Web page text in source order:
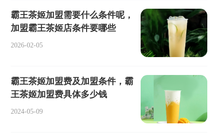
霸王茶姬加盟需要什么条件呢，
加盟霸王茶姬店条件要哪些
2026-02-05
霸王茶姬加盟费及加盟条件，霸
王茶姬加盟费具体多少钱
2024-05-09